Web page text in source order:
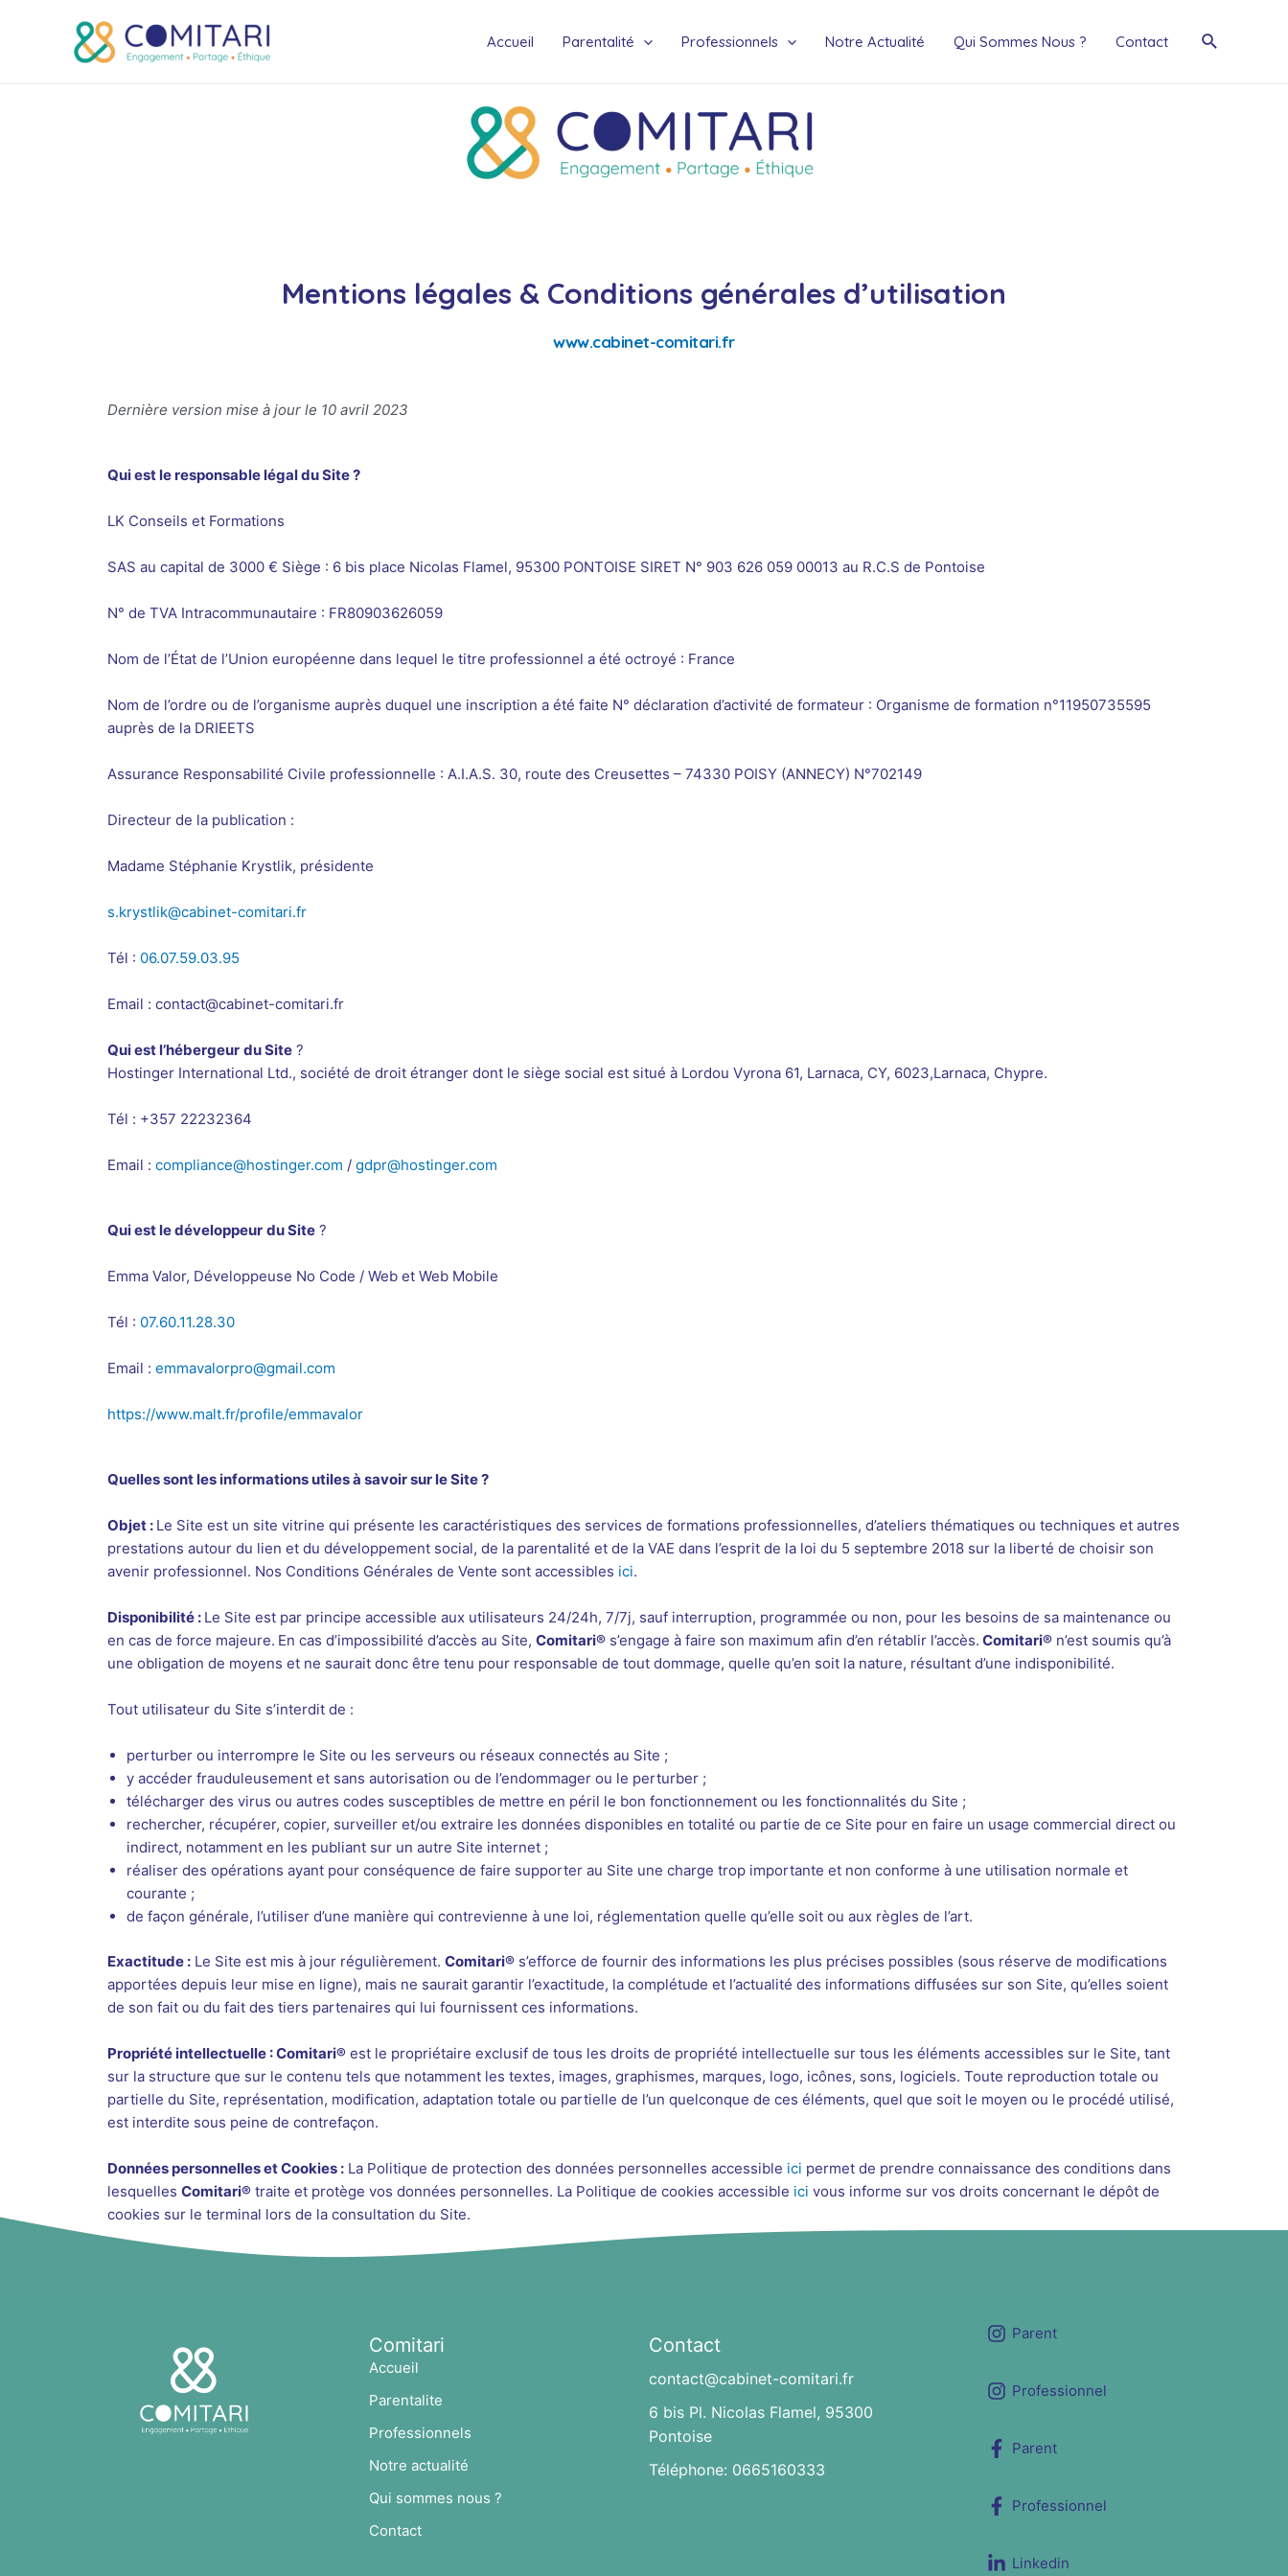
Accueil Parentalité Professionnels Notre Actualité Qui Sommes Nous ? Contact
Mentions légales & Conditions générales d’utilisation
www.cabinet-comitari.fr
Dernière version mise à jour le 10 avril 2023
Qui est le responsable légal du Site ?
LK Conseils et Formations
SAS au capital de 3000 € Siège : 6 bis place Nicolas Flamel, 95300 PONTOISE SIRET N° 903 626 059 00013 au R.C.S de Pontoise
N° de TVA Intracommunautaire : FR80903626059
Nom de l’État de l’Union européenne dans lequel le titre professionnel a été octroyé : France
Nom de l’ordre ou de l’organisme auprès duquel une inscription a été faite N° déclaration d’activité de formateur : Organisme de formation n°11950735595
auprès de la DRIEETS
Assurance Responsabilité Civile professionnelle : A.I.A.S. 30, route des Creusettes – 74330 POISY (ANNECY) N°702149
Directeur de la publication :
Madame Stéphanie Krystlik, présidente
s.krystlik@cabinet-comitari.fr
Tél : 06.07.59.03.95
Email : contact@cabinet-comitari.fr
Qui est l’hébergeur du Site ?
Hostinger International Ltd., société de droit étranger dont le siège social est situé à Lordou Vyrona 61, Larnaca, CY, 6023,Larnaca, Chypre.
Tél : +357 22232364
Email : compliance@hostinger.com / gdpr@hostinger.com
Qui est le développeur du Site ?
Emma Valor, Développeuse No Code / Web et Web Mobile
Tél : 07.60.11.28.30
Email : emmavalorpro@gmail.com
https://www.malt.fr/profile/emmavalor
Quelles sont les informations utiles à savoir sur le Site ?
Objet : Le Site est un site vitrine qui présente les caractéristiques des services de formations professionnelles, d’ateliers thématiques ou techniques et autres
prestations autour du lien et du développement social, de la parentalité et de la VAE dans l’esprit de la loi du 5 septembre 2018 sur la liberté de choisir son
avenir professionnel. Nos Conditions Générales de Vente sont accessibles ici.
Disponibilité : Le Site est par principe accessible aux utilisateurs 24/24h, 7/7j, sauf interruption, programmée ou non, pour les besoins de sa maintenance ou
en cas de force majeure. En cas d’impossibilité d’accès au Site, Comitari® s’engage à faire son maximum afin d’en rétablir l’accès. Comitari® n’est soumis qu’à
une obligation de moyens et ne saurait donc être tenu pour responsable de tout dommage, quelle qu’en soit la nature, résultant d’une indisponibilité.
Tout utilisateur du Site s’interdit de :
perturber ou interrompre le Site ou les serveurs ou réseaux connectés au Site ;
y accéder frauduleusement et sans autorisation ou de l’endommager ou le perturber ;
télécharger des virus ou autres codes susceptibles de mettre en péril le bon fonctionnement ou les fonctionnalités du Site ;
rechercher, récupérer, copier, surveiller et/ou extraire les données disponibles en totalité ou partie de ce Site pour en faire un usage commercial direct ou
indirect, notamment en les publiant sur un autre Site internet ;
réaliser des opérations ayant pour conséquence de faire supporter au Site une charge trop importante et non conforme à une utilisation normale et
courante ;
de façon générale, l’utiliser d’une manière qui contrevienne à une loi, réglementation quelle qu’elle soit ou aux règles de l’art.
Exactitude : Le Site est mis à jour régulièrement. Comitari® s’efforce de fournir des informations les plus précises possibles (sous réserve de modifications
apportées depuis leur mise en ligne), mais ne saurait garantir l’exactitude, la complétude et l’actualité des informations diffusées sur son Site, qu’elles soient
de son fait ou du fait des tiers partenaires qui lui fournissent ces informations.
Propriété intellectuelle : Comitari® est le propriétaire exclusif de tous les droits de propriété intellectuelle sur tous les éléments accessibles sur le Site, tant
sur la structure que sur le contenu tels que notamment les textes, images, graphismes, marques, logo, icônes, sons, logiciels. Toute reproduction totale ou
partielle du Site, représentation, modification, adaptation totale ou partielle de l’un quelconque de ces éléments, quel que soit le moyen ou le procédé utilisé,
est interdite sous peine de contrefaçon.
Données personnelles et Cookies : La Politique de protection des données personnelles accessible ici permet de prendre connaissance des conditions dans
lesquelles Comitari® traite et protège vos données personnelles. La Politique de cookies accessible ici vous informe sur vos droits concernant le dépôt de
cookies sur le terminal lors de la consultation du Site.
Comitari
Accueil
Parentalite
Professionnels
Notre actualité
Qui sommes nous ?
Contact
Contact
contact@cabinet-comitari.fr
6 bis Pl. Nicolas Flamel, 95300
Pontoise
Téléphone: 0665160333
Parent
Professionnel
Parent
Professionnel
Linkedin